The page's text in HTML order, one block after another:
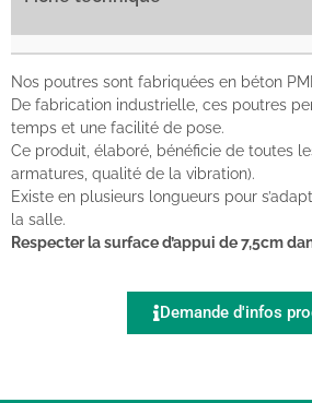
Nos poutres sont fabriquées en béton
De fabrication industrielle, ces poutres
temps et une facilité de pose.
Ce produit, élaboré, bénéficie de toutes
armatures, qualité de la vibration).
Existe en plusieurs longueurs pour
la salle.
Respecter la surface d’appui de 7,5cm
Demande d'infos